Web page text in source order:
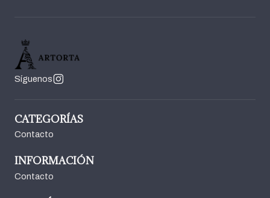
Síguenos
CATEGORÍAS
Contacto
INFORMACIÓN
Contacto